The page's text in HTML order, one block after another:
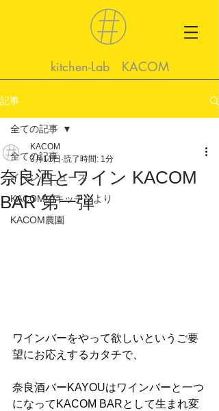
kitchen-Lab KACOM
記事
全ての記事
イベントニュース
KACOMのキッチンより
KACOM農園
全ての記事
奈良酒とワイン KACOM
BAR 第一弾
KACOM
3月11日 読了時間: 1分
ワインバーをやって欲しいというご要
望にお応えするカタチで、
奈良酒バーKAYOUはワインバーと一つ
になってKACOM BARとして生まれ変